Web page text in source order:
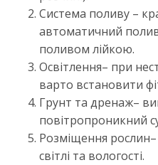
Система поливу –
автоматичний
поливом лійкою.
Освітлення– при
варто встановити
Грунт та дренаж–
повітропроникний
Розміщення
світлі та вологості.